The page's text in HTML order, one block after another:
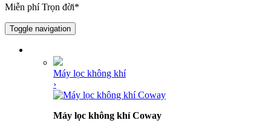
Miễn phí Trọn đời*
Toggle navigation
Máy lọc không khí
›
Máy lọc không khí Coway